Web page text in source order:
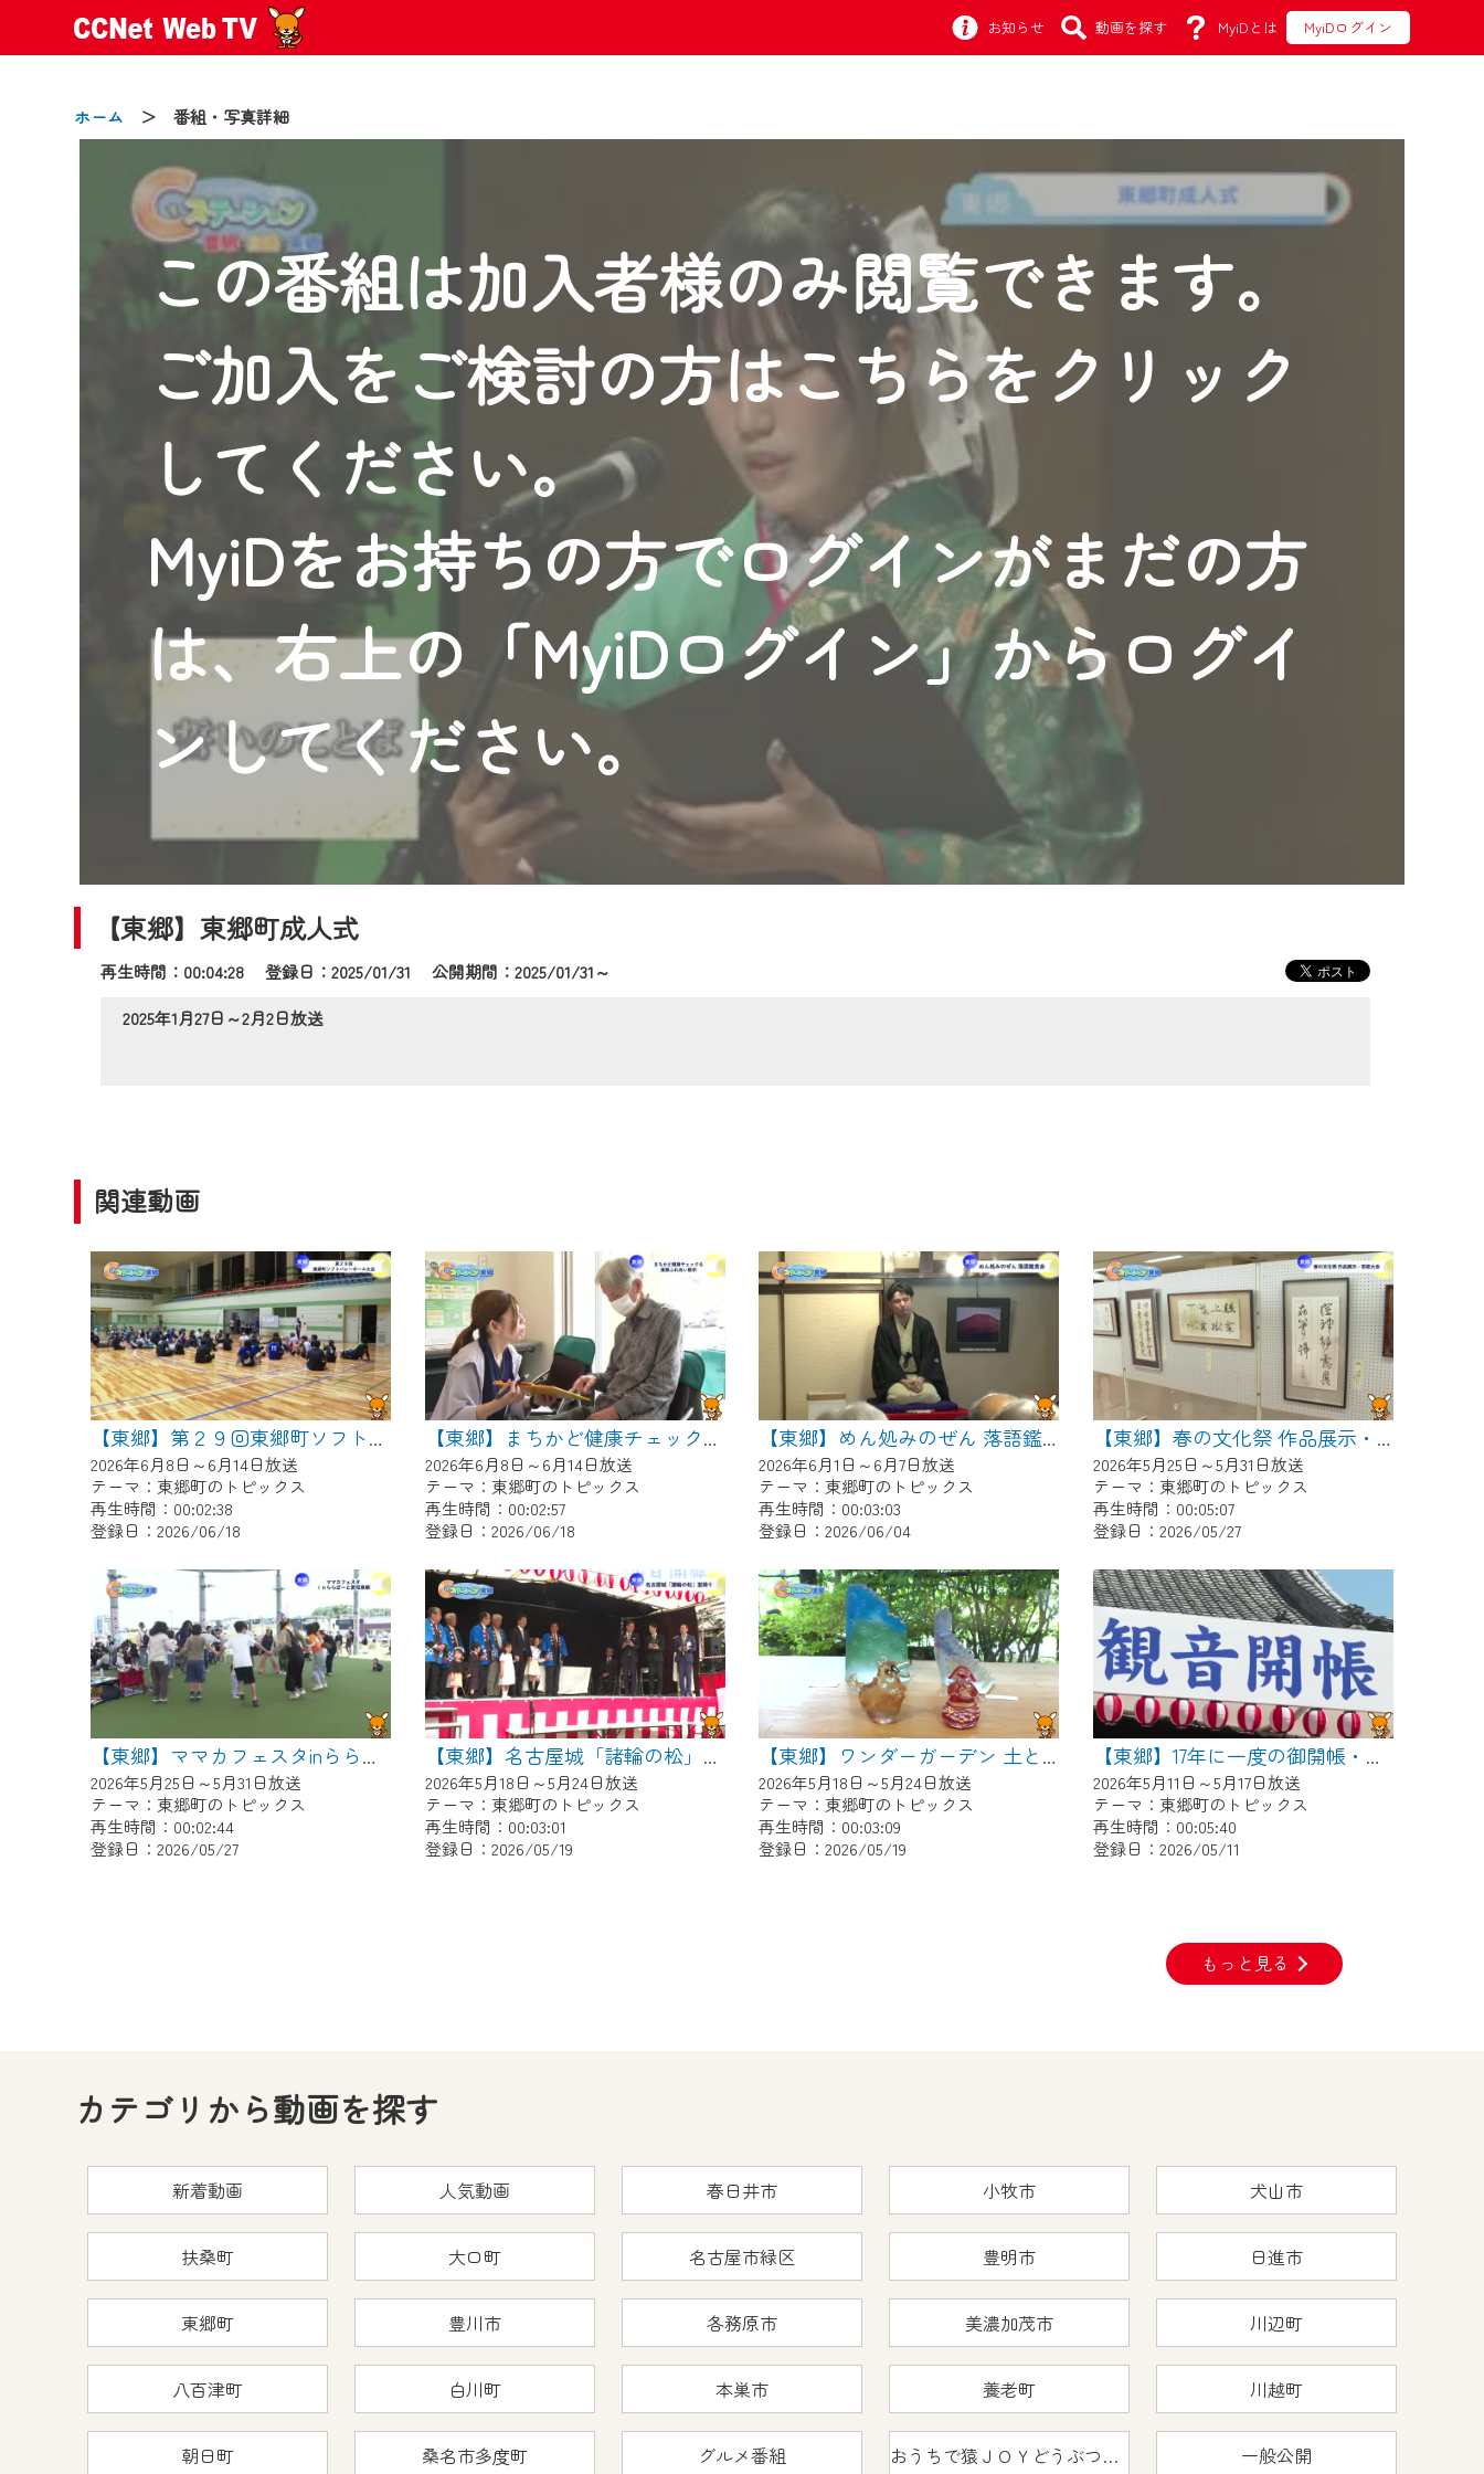
お知らせ 動画を探す MyiDとは MyiDログイン
ホーム ＞ 番組・写真詳細
この番組は加入者様のみ閲覧できます。
ご加入をご検討の方はこちらをクリック
してください。
MyiDをお持ちの方でログインがまだの方
は、右上の「MyiDログイン」からログイ
ンしてください。
【東郷】東郷町成人式
再生時間：00:04:28 登録日：2025/01/31公開期間：2025/01/31～
2025年1月27日～2月2日放送
関連動画
【東郷】第２９回東郷町ソフトバレーボール大会
2026年6月8日～6月14日放送
テーマ：東郷町のトピックス
再生時間：00:02:38
登録日：2026/06/18
【東郷】まちかど健康チェック＆東郷ふれあい朝市
2026年6月8日～6月14日放送
テーマ：東郷町のトピックス
再生時間：00:02:57
登録日：2026/06/18
【東郷】めん処みのぜん 落語鑑賞会
2026年6月1日～6月7日放送
テーマ：東郷町のトピックス
再生時間：00:03:03
登録日：2026/06/04
【東郷】春の文化祭 作品展示・芸能大会
2026年5月25日～5月31日放送
テーマ：東郷町のトピックス
再生時間：00:05:07
登録日：2026/05/27
【東郷】ママカフェスタinららぽーと愛知東郷
2026年5月25日～5月31日放送
テーマ：東郷町のトピックス
再生時間：00:02:44
登録日：2026/05/27
【東郷】名古屋城「諸輪の松」里帰り
2026年5月18日～5月24日放送
テーマ：東郷町のトピックス
再生時間：00:03:01
登録日：2026/05/19
【東郷】ワンダーガーデン 土とガラスとペインティング
2026年5月18日～5月24日放送
テーマ：東郷町のトピックス
再生時間：00:03:09
登録日：2026/05/19
【東郷】17年に一度の御開帳・稚児行列
2026年5月11日～5月17日放送
テーマ：東郷町のトピックス
再生時間：00:05:40
登録日：2026/05/11
もっと見る
カテゴリから動画を探す
新着動画 人気動画 春日井市 小牧市 犬山市
扶桑町 大口町 名古屋市緑区 豊明市 日進市
東郷町 豊川市 各務原市 美濃加茂市 川辺町
八百津町 白川町 本巣市 養老町 川越町
朝日町 桑名市多度町 グルメ番組 おうちで猿ＪＯＹどうぶつえん 一般公開
お知らせ
2024/09/02
動画配信サービス『CCNet Web TV』は2024年9月24日からリニューアルします！
【変更点】
◆デザイン変更により、お住まいの地域の動画コンテンツが一目瞭然。
◆当社アプリやＰＣブラウザから、いつでも・どこでも・外出先でも！
CCNetサービスエリア20市町の地域情報番組をご視聴いただけます！
【ご注意】
2024年9月24日からはご加入者様へのサービス向上のため、
『CCNet Web TV』を利用いただくには、一部コンテンツを除き、
CCNetサービスへの加入と『CCNetマイページ※』へのログインが必要となります。
何卒、ご理解ご了承の程よろしくお願いいたします。
※マイページへのログインには、MyIDが必要となります。
※MyIDとは、CCNet Web TVを含むCCNetの各種サービスをご利用頂くためのIDです。
IDはお客様が使っているメールアドレスで設定できます。
（GmailやYahooなどのフリーメールアドレスでも作成可能です）
※マイページへのログイン・MyIDの新規登録はこちら
※CCNetアプリをご利用中の方は引き続きご視聴いただけます。
＜メンテナンス情報＞
CCNetWebTVのリニューアルにともないメンテナンス作業を予定しています。
日時 9/24 9:30～16:30
ご不便をおかけいたしますが、ご了承の程よろしくお願いいたします。